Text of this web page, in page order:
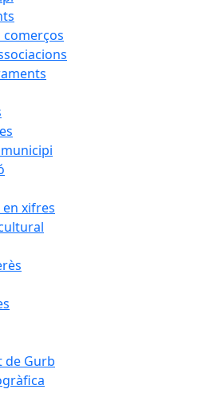
comerços
xifres
de Gurb